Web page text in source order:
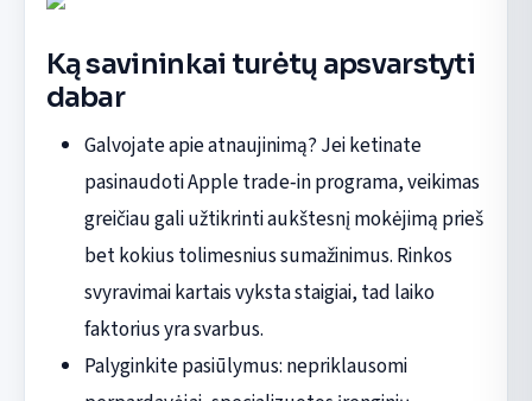
Ką savininkai turėtų apsvarstyti
dabar
Galvojate apie atnaujinimą? Jei ketinate
pasinaudoti Apple trade‑in programa, veikimas
greičiau gali užtikrinti aukštesnį mokėjimą prieš
bet kokius tolimesnius sumažinimus. Rinkos
svyravimai kartais vyksta staigiai, tad laiko
faktorius yra svarbus.
Palyginkite pasiūlymus: nepriklausomi